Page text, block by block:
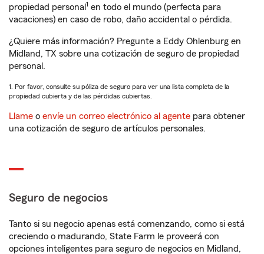
propiedad personal 1 en todo el mundo (perfecta para
vacaciones) en caso de robo, daño accidental o pérdida.
¿Quiere más información? Pregunte a Eddy Ohlenburg en
Midland, TX sobre una cotización de seguro de propiedad
personal.
1. Por favor, consulte su póliza de seguro para ver una lista completa de la
propiedad cubierta y de las pérdidas cubiertas.
Llame o envíe un correo electrónico al agente para obtener
una cotización de seguro de artículos personales.
Seguro de negocios
Tanto si su negocio apenas está comenzando, como si está
creciendo o madurando, State Farm le proveerá con
opciones inteligentes para seguro de negocios en Midland,